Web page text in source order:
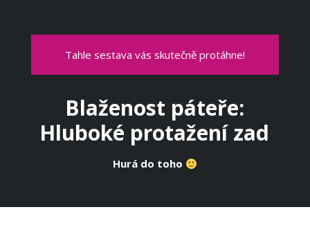
Tahle sestava vás skutečně protáhne!
Blaženost páteře:
Hluboké protažení zad
Hurá do toho